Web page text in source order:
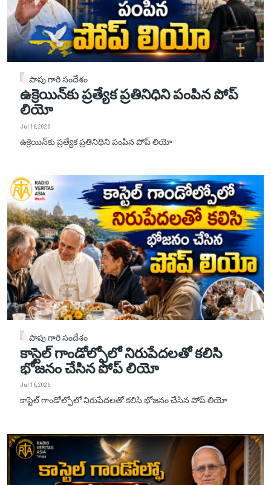
పాపు గారి సందేశం
ఉక్రెయిన్‌కు ప్రత్యేక ప్రతినిధిని పంపిన పోప్
లియో
Jul 16, 2026
ఉక్రెయిన్‌కు ప్రత్యేక ప్రతినిధిని పంపిన పోప్ లియో
పాపు గారి సందేశం
కాస్టెల్ గాండోల్ఫోలో నిరుపేదలతో కలిసి
భోజనం చేసిన పోప్ లియో
Jul 16, 2026
కాస్టెల్ గాండోల్ఫోలో నిరుపేదలతో కలిసి భోజనం చేసిన పోప్ లియో